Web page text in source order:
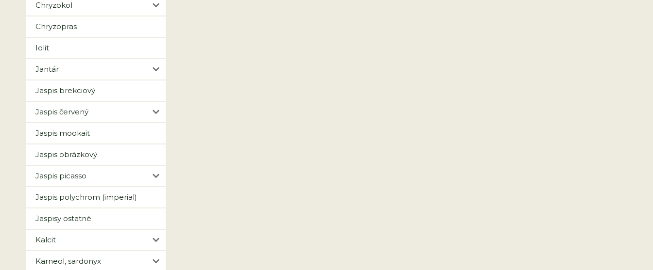
Chryzokol
Chryzopras
Iolit
Jantár
Jaspis brekciový
Jaspis červený
Jaspis mookait
Jaspis obrázkový
Jaspis picasso
Jaspis polychrom (imperial)
Jaspisy ostatné
Kalcit
Karneol, sardonyx